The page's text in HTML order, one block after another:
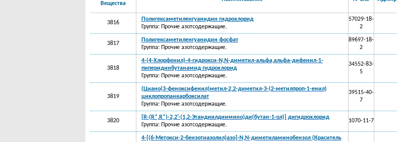
Вещества
3816
Полигексаметиленгуанидин гидрохлорид
Группа: Прочие азотсодержащие.
57029-18-
2
3817
Полигексаметиленгуанидин фосфат
Группа: Прочие азотсодержащие.
89697-18-
2
3818
4-(4-Хлорфенил)-4-гидрокси-N,N-диметил-альфа,альфа-дифенил-1-
пиперидинбутанамид гидрохлорид
Группа: Прочие азотсодержащие.
34552-83-
5
3819
(Циано(3-феноксифенил)метил-2,2-диметил-3-(2-метилпроп-1-енил)
циклопропанкарбоксилат
Группа: Прочие азотсодержащие.
39515-40-
7
3820
[R-(R*,R*)-2,2'-(1,2-Этандиилдиимино)ди(бутан-1-ол)] дигидрохлорид
Группа: Прочие азотсодержащие.
1070-11-7
4-[(6-Метокси-2-бензотиазолил)азо]-N,N-диметиламинобензол (Краситель